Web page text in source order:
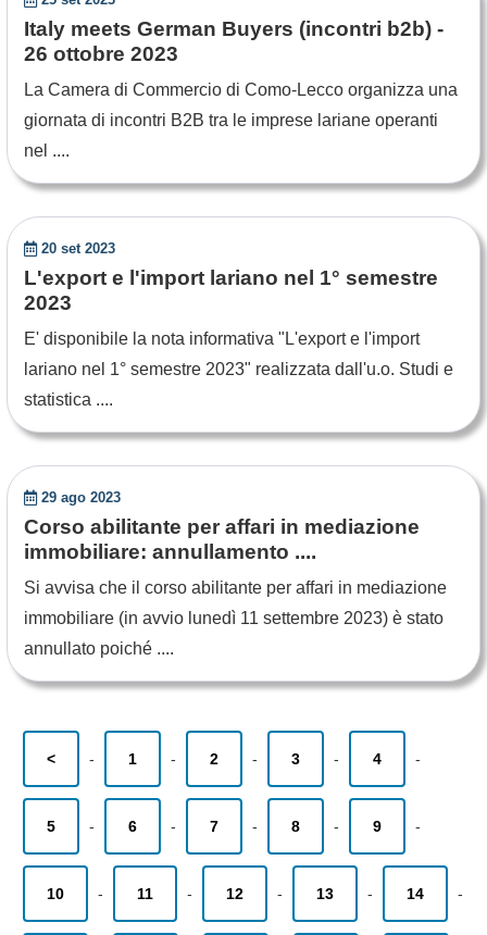
Italy meets German Buyers (incontri b2b) -
26 ottobre 2023
La Camera di Commercio di Como-Lecco organizza una
giornata di incontri B2B tra le imprese lariane operanti
nel ....
20 set 2023
L'export e l'import lariano nel 1° semestre
2023
E' disponibile la nota informativa "L'export e l'import
lariano nel 1° semestre 2023" realizzata dall'u.o. Studi e
statistica ....
29 ago 2023
Corso abilitante per affari in mediazione
immobiliare: annullamento ....
Si avvisa che il corso abilitante per affari in mediazione
immobiliare (in avvio lunedì 11 settembre 2023) è stato
annullato poiché ....
< - 1 - 2 - 3 - 4 -
5 - 6 - 7 - 8 - 9 -
10 - 11 - 12 - 13 - 14 -